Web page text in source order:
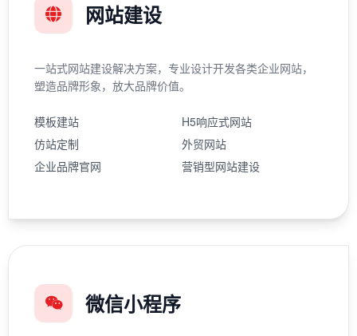
网站建设
一站式网站建设解决方案，专业设计开发各类企业网站，
塑造品牌形象，放大品牌价值。
模板建站
H5响应式网站
仿站定制
外贸网站
企业品牌官网
营销型网站建设
微信小程序